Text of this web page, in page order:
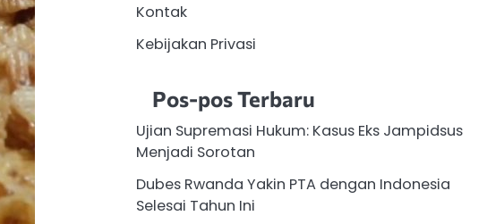
Kontak
Kebijakan Privasi
Pos-pos Terbaru
Ujian Supremasi Hukum: Kasus Eks Jampidsus
Menjadi Sorotan
Dubes Rwanda Yakin PTA dengan Indonesia
Selesai Tahun Ini